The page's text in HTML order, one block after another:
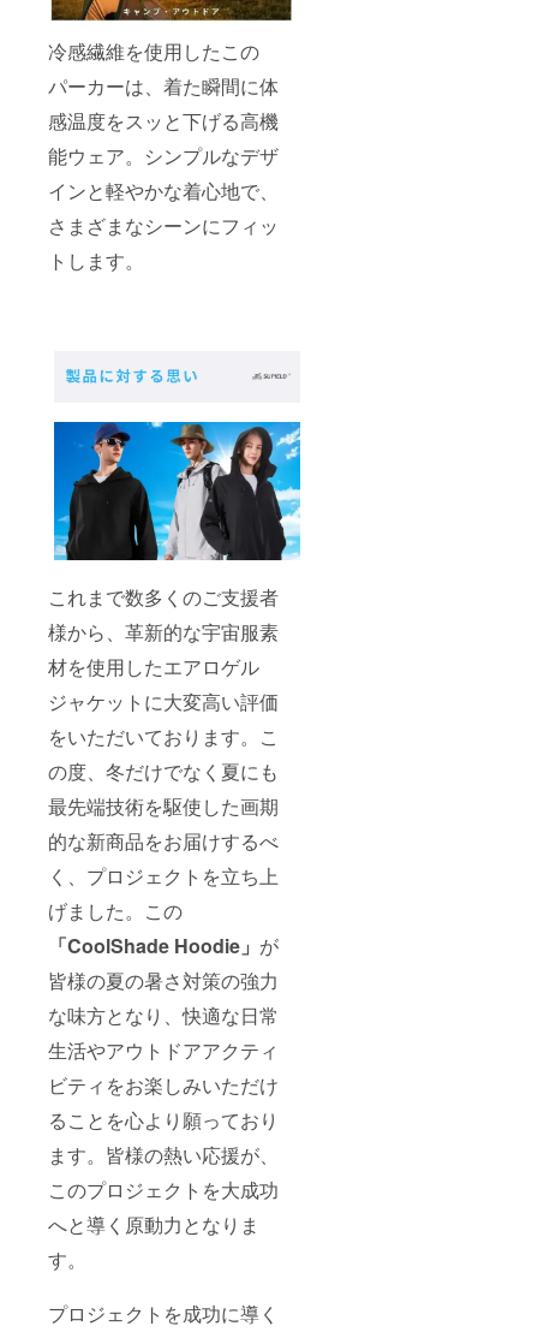
冷感繊維を使用したこの
パーカーは、着た瞬間に体
感温度をスッと下げる高機
能ウェア。シンプルなデザ
インと軽やかな着心地で、
さまざまなシーンにフィッ
トします。
これまで数多くのご支援者
様から、革新的な宇宙服素
材を使用したエアロゲル
ジャケットに大変高い評価
をいただいております。こ
の度、冬だけでなく夏にも
最先端技術を駆使した画期
的な新商品をお届けするべ
く、プロジェクトを立ち上
げました。この
「CoolShade Hoodie」 が
皆様の夏の暑さ対策の強力
な味方となり、快適な日常
生活やアウトドアアクティ
ビティをお楽しみいただけ
ることを心より願っており
ます。皆様の熱い応援が、
このプロジェクトを大成功
へと導く原動力となりま
す。
プロジェクトを成功に導く